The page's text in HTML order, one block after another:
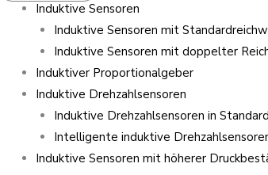
Induktive Sensoren
Induktive Sensoren mit
Induktive Sensoren mit doppelter
Induktiver Proportionalgeber
Induktive Drehzahlsensoren
Induktive Drehzahlsensoren in
Intelligente induktive
Induktive Sensoren mit höherer